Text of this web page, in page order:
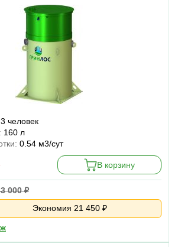
человек
160 л
0.54 м3/сут
В корзину
000 ₽
Экономия 21 450 ₽